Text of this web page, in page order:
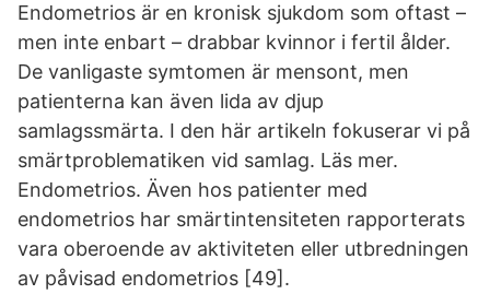
Endometrios är en kronisk sjukdom som oftast –
men inte enbart – drabbar kvinnor i fertil ålder.
De vanligaste symtomen är mensont, men
patienterna kan även lida av djup
samlagssmärta. I den här artikeln fokuserar vi på
smärtproblematiken vid samlag. Läs mer.
Endometrios. Även hos patienter med
endometrios har smärtintensiteten rapporterats
vara oberoende av aktiviteten eller utbredningen
av påvisad endometrios [49].